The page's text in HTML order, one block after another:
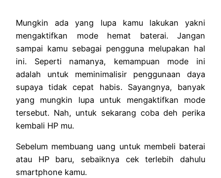
Mungkin ada yang lupa kamu lakukan yakni
mengaktifkan mode hemat baterai. Jangan
sampai kamu sebagai pengguna melupakan hal
ini. Seperti namanya, kemampuan mode ini
adalah untuk meminimalisir penggunaan daya
supaya tidak cepat habis. Sayangnya, banyak
yang mungkin lupa untuk mengaktifkan mode
tersebut. Nah, untuk sekarang coba deh perika
kembali HP mu.
Sebelum membuang uang untuk membeli baterai
atau HP baru, sebaiknya cek terlebih dahulu
smartphone kamu.